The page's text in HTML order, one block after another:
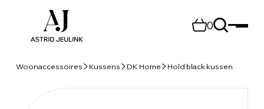
0
Woonaccessoires Kussens DK Home Hold black kussen